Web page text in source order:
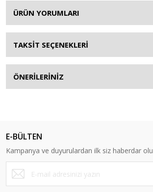
ÜRÜN YORUMLARI
TAKSİT SEÇENEKLERİ
ÖNERİLERİNİZ
E-BÜLTEN
Kampanya ve duyurulardan ilk siz haberdar